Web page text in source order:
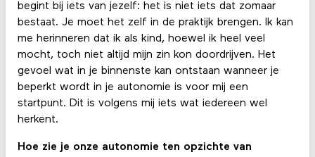
begint bij iets van jezelf: het is niet iets dat zomaar
bestaat. Je moet het zelf in de praktijk brengen. Ik kan
me herinneren dat ik als kind, hoewel ik heel veel
mocht, toch niet altijd mijn zin kon doordrijven. Het
gevoel wat in je binnenste kan ontstaan wanneer je
beperkt wordt in je autonomie is voor mij een
startpunt. Dit is volgens mij iets wat iedereen wel
herkent.
Hoe zie je onze autonomie ten opzichte van